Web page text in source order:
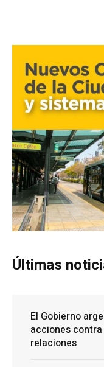
Últimas
El Gobierno
acciones
relaciones